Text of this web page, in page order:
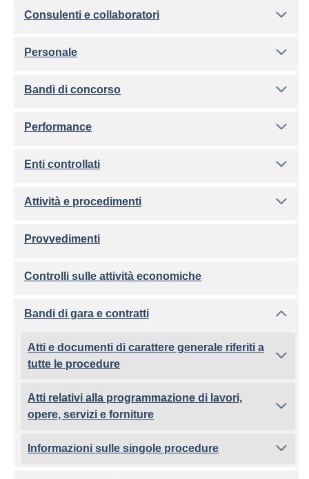
Consulenti e collaboratori
Personale
Bandi di concorso
Performance
Enti controllati
Attività e procedimenti
Provvedimenti
Controlli sulle attività economiche
Bandi di gara e contratti
Atti e documenti di carattere generale riferiti a
tutte le procedure
Atti relativi alla programmazione di lavori,
opere, servizi e forniture
Informazioni sulle singole procedure